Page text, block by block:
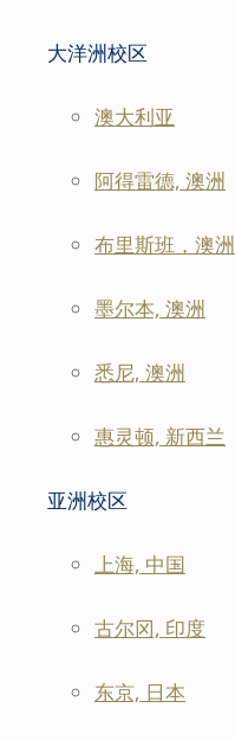
大洋洲校区
澳大利亚
阿得雷德, 澳洲
布里斯班，澳洲
墨尔本, 澳洲
悉尼, 澳洲
惠灵顿, 新西兰
亚洲校区
上海, 中国
古尔冈, 印度
东京, 日本